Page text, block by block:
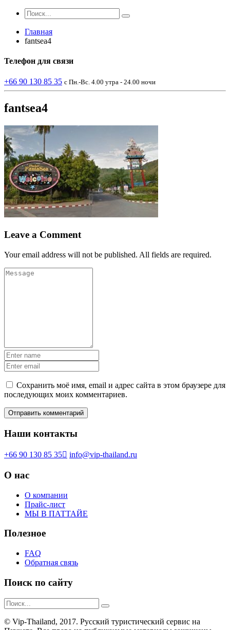
Главная
fantsea4
Телефон для связи
+66 90 130 85 35 с Пн.-Вс. 4.00 утра - 24.00 ночи
fantsea4
Leave a Comment
Your email address will not be published. All fields are required.
Сохранить моё имя, email и адрес сайта в этом браузере для
последующих моих комментариев.
Наши контакты
+66 90 130 85 35 info@vip-thailand.ru
О нас
О компании
Прайс-лист
МЫ В ПАТТАЙЕ
Полезное
FAQ
Обратная связь
Поиск по сайту
© Vip-Thailand, 2017. Русский туристический сервис на